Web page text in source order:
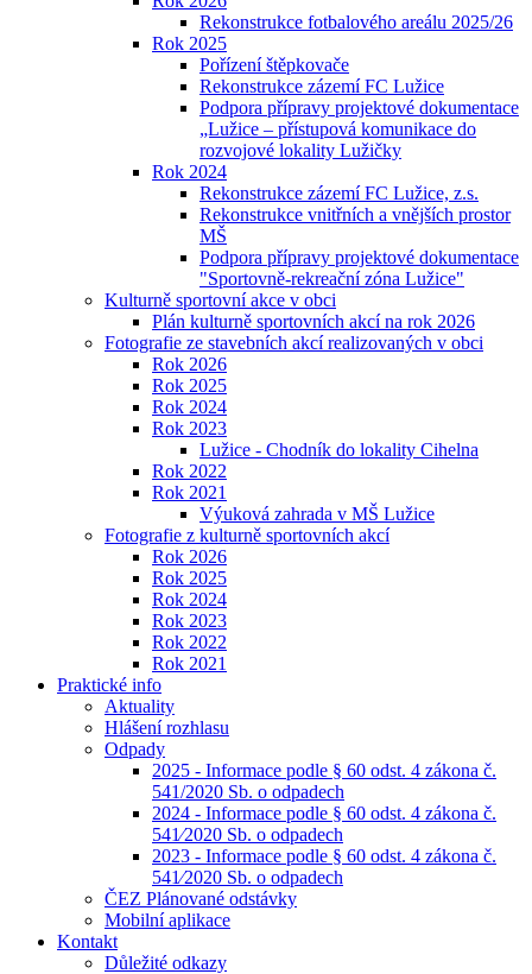
Rekonstrukce fotbalového areálu 2025/26
Rok 2025
Pořízení štěpkovače
Rekonstrukce zázemí FC Lužice
Podpora přípravy projektové dokumentace
„Lužice – přístupová komunikace do
rozvojové lokality Lužičky
Rok 2024
Rekonstrukce zázemí FC Lužice, z.s.
Rekonstrukce vnitřních a vnějších prostor
MŠ
Podpora přípravy projektové dokumentace
"Sportovně-rekreační zóna Lužice"
Kulturně sportovní akce v obci
Plán kulturně sportovních akcí na rok 2026
Fotografie ze stavebních akcí realizovaných v obci
Rok 2026
Rok 2025
Rok 2024
Rok 2023
Lužice - Chodník do lokality Cihelna
Rok 2022
Rok 2021
Výuková zahrada v MŠ Lužice
Fotografie z kulturně sportovních akcí
Rok 2026
Rok 2025
Rok 2024
Rok 2023
Rok 2022
Rok 2021
Praktické info
Aktuality
Hlášení rozhlasu
Odpady
2025 - Informace podle § 60 odst. 4 zákona č.
541/2020 Sb. o odpadech
2024 - Informace podle § 60 odst. 4 zákona č.
541⁄2020 Sb. o odpadech
2023 - Informace podle § 60 odst. 4 zákona č.
541⁄2020 Sb. o odpadech
ČEZ Plánované odstávky
Mobilní aplikace
Kontakt
Důležité odkazy